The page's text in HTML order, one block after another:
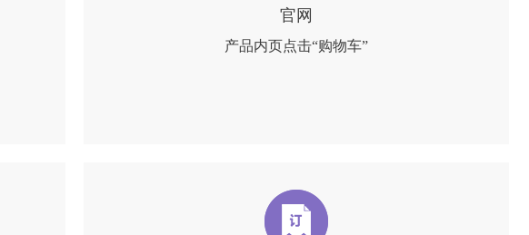
官网
产品内页点击“购物车”